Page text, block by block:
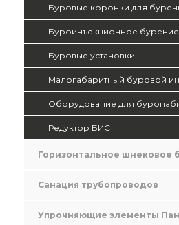
Буровые коронки для
Буроинъекционное бурение
Буровые установки
Малогабаритный буровой
Оборудование для
Редуктор БИС
Горизонтальное шнековое
Санация трубопроводов
Упрочняющие элементы